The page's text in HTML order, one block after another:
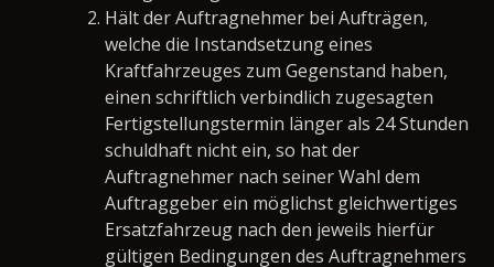
Hält der Auftragnehmer bei Aufträgen,
welche die Instandsetzung eines
Kraftfahrzeuges zum Gegenstand haben,
einen schriftlich verbindlich zugesagten
Fertigstellungstermin länger als 24 Stunden
schuldhaft nicht ein, so hat der
Auftragnehmer nach seiner Wahl dem
Auftraggeber ein möglichst gleichwertiges
Ersatzfahrzeug nach den jeweils hierfür
gültigen Bedingungen des Auftragnehmers